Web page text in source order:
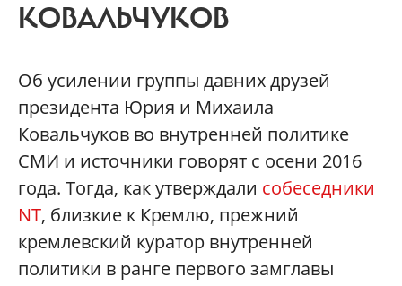
КОВАЛЬЧУКОВ
Об усилении группы давних друзей
президента Юрия и Михаила
Ковальчуков во внутренней политике
СМИ и источники говорят с осени 2016
года. Тогда, как утверждали собеседники
NT, близкие к Кремлю, прежний
кремлевский куратор внутренней
политики в ранге первого замглавы